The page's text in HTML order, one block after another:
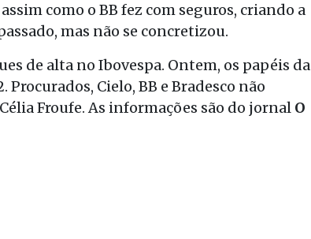
como o BB fez com seguros, criando a
mas não se concretizou.
de alta no Ibovespa. Ontem, os papéis da
Cielo, BB e Bradesco não
Froufe. As informações são do jornal O